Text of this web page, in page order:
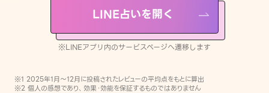
LINE占いを開く
※LINEアプリ内のサービスページへ遷移します
※1 2025年1月〜12月に投稿されたレビューの平均点をもとに算出
※2 個人の感想であり、効果・効能を保証するものではありません